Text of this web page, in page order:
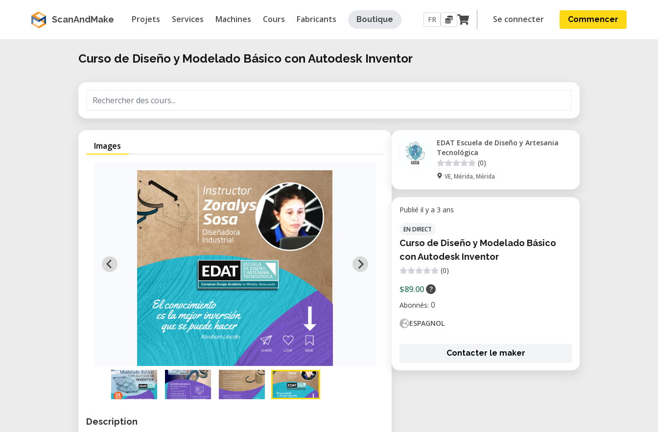
ScanAndMake Projets Services Machines Cours Fabricants Boutique FR Se connecter Commencer
Curso de Diseño y Modelado Básico con Autodesk Inventor
Images
Description
EDAT Escuela de Diseño y Artesania
Tecnológica
(0)
VE, Mérida, Mérida
Publié il y a 3 ans
EN DIRECT
Curso de Diseño y Modelado Básico
con Autodesk Inventor
(0)
$89.00 ?
Abonnés: 0
ESPAGNOL
Contacter le maker